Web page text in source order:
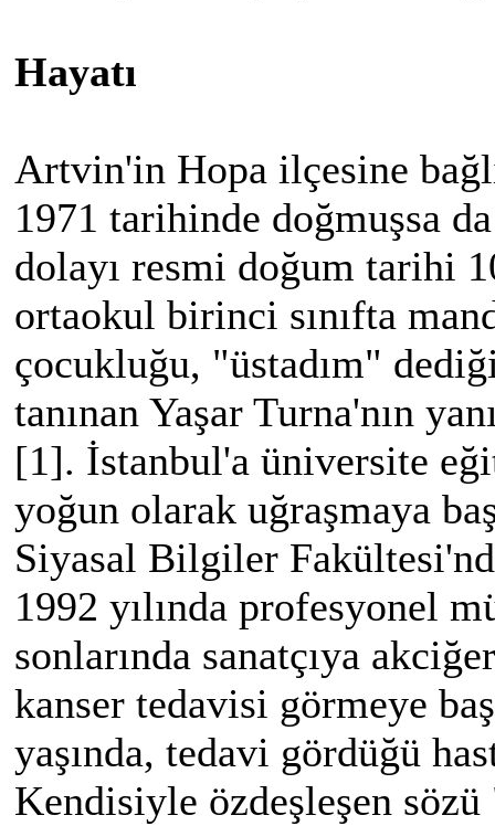
Hayatı
Artvin'in Hopa ilçesine
1971 tarihinde doğmuşsa
dolayı resmi doğum tarihi
ortaokul birinci sınıfta
çocukluğu, "üstadım"
tanınan Yaşar Turna'nın
[1]. İstanbul'a üniversite
yoğun olarak uğraşmaya
Siyasal Bilgiler
1992 yılında profesyonel
sonlarında sanatçıya
kanser tedavisi görmeye
yaşında, tedavi gördüğü
Kendisiyle özdeşleşen sözü